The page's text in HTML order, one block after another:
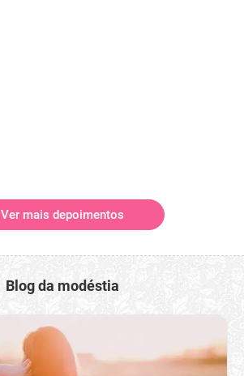
Ver mais depoimentos
Blog da modéstia